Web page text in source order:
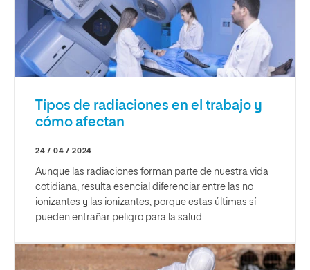
Tipos de radiaciones en el trabajo y
cómo afectan
24 / 04 / 2024
Aunque las radiaciones forman parte de nuestra vida
cotidiana, resulta esencial diferenciar entre las no
ionizantes y las ionizantes, porque estas últimas sí
pueden entrañar peligro para la salud.